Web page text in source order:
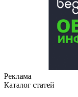
Реклама
Каталог статей